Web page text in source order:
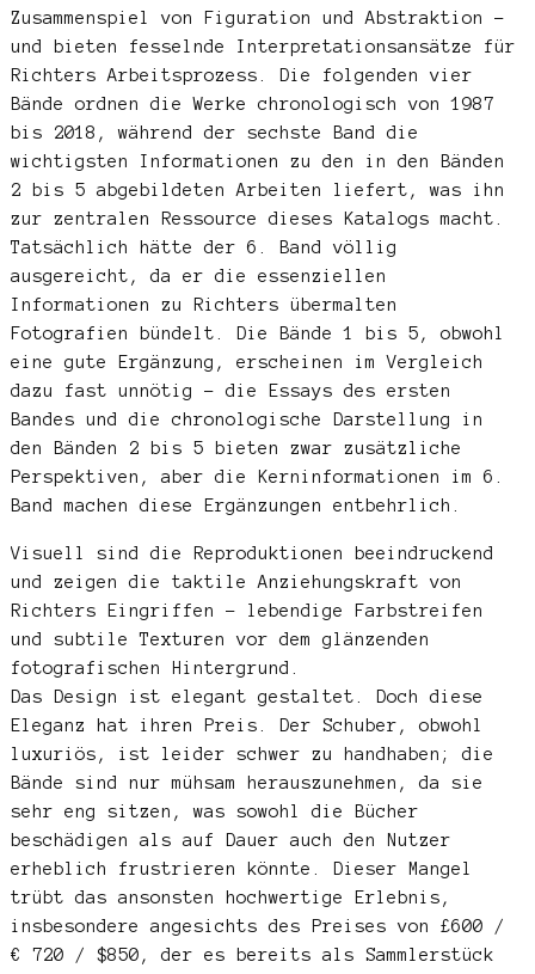
Zusammenspiel von Figuration und Abstraktion –
und bieten fesselnde Interpretationsansätze für
Richters Arbeitsprozess. Die folgenden vier
Bände ordnen die Werke chronologisch von 1987
bis 2018, während der sechste Band die
wichtigsten Informationen zu den in den Bänden
2 bis 5 abgebildeten Arbeiten liefert, was ihn
zur zentralen Ressource dieses Katalogs macht.
Tatsächlich hätte der 6. Band völlig
ausgereicht, da er die essenziellen
Informationen zu Richters übermalten
Fotografien bündelt. Die Bände 1 bis 5, obwohl
eine gute Ergänzung, erscheinen im Vergleich
dazu fast unnötig – die Essays des ersten
Bandes und die chronologische Darstellung in
den Bänden 2 bis 5 bieten zwar zusätzliche
Perspektiven, aber die Kerninformationen im 6.
Band machen diese Ergänzungen entbehrlich.
Visuell sind die Reproduktionen beeindruckend
und zeigen die taktile Anziehungskraft von
Richters Eingriffen – lebendige Farbstreifen
und subtile Texturen vor dem glänzenden
fotografischen Hintergrund.
Das Design ist elegant gestaltet. Doch diese
Eleganz hat ihren Preis. Der Schuber, obwohl
luxuriös, ist leider schwer zu handhaben; die
Bände sind nur mühsam herauszunehmen, da sie
sehr eng sitzen, was sowohl die Bücher
beschädigen als auf Dauer auch den Nutzer
erheblich frustrieren könnte. Dieser Mangel
trübt das ansonsten hochwertige Erlebnis,
insbesondere angesichts des Preises von £600 /
€ 720 / $850, der es bereits als Sammlerstück